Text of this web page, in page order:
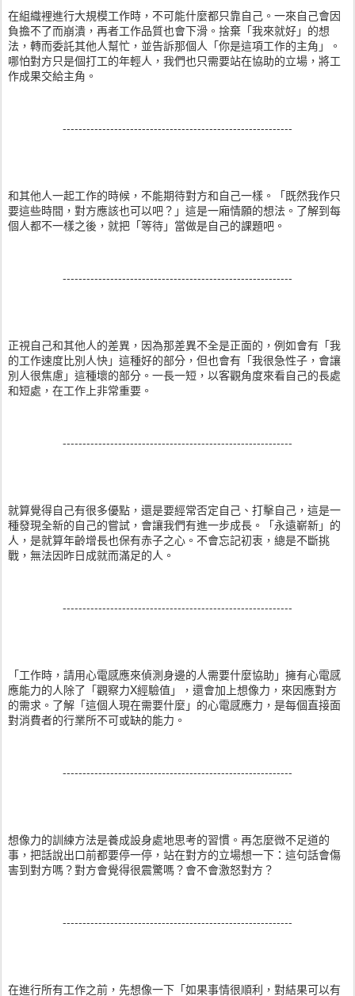
在組織裡進行大規模工作時，不可能什麼都只靠自己。一來自己會因
負擔不了而崩潰，再者工作品質也會下滑。捨棄「我來就好」的想
法，轉而委託其他人幫忙，並告訴那個人「你是這項工作的主角」。
哪怕對方只是個打工的年輕人，我們也只需要站在協助的立場，將工
作成果交給主角。
----------------------------------------------------------
和其他人一起工作的時候，不能期待對方和自己一樣。「既然我作只
要這些時間，對方應該也可以吧？」這是一廂情願的想法。了解到每
個人都不一樣之後，就把「等待」當做是自己的課題吧。
----------------------------------------------------------
正視自己和其他人的差異，因為那差異不全是正面的，例如會有「我
的工作速度比別人快」這種好的部分，但也會有「我很急性子，會讓
別人很焦慮」這種壞的部分。一長一短，以客觀角度來看自己的長處
和短處，在工作上非常重要。
----------------------------------------------------------
就算覺得自己有很多優點，還是要經常否定自己、打擊自己，這是一
種發現全新的自己的嘗試，會讓我們有進一步成長。「永遠嶄新」的
人，是就算年齡增長也保有赤子之心。不會忘記初衷，總是不斷挑
戰，無法因昨日成就而滿足的人。
----------------------------------------------------------
「工作時，請用心電感應來偵測身邊的人需要什麼協助」擁有心電感
應能力的人除了「觀察力X經驗值」，還會加上想像力，來因應對方
的需求。了解「這個人現在需要什麼」的心電感應力，是每個直接面
對消費者的行業所不可或缺的能力。
----------------------------------------------------------
想像力的訓練方法是養成設身處地思考的習慣。再怎麼微不足道的
事，把話說出口前都要停一停，站在對方的立場想一下：這句話會傷
害到對方嗎？對方會覺得很震驚嗎？會不會激怒對方？
----------------------------------------------------------
在進行所有工作之前，先想像一下「如果事情很順利，對結果可以有